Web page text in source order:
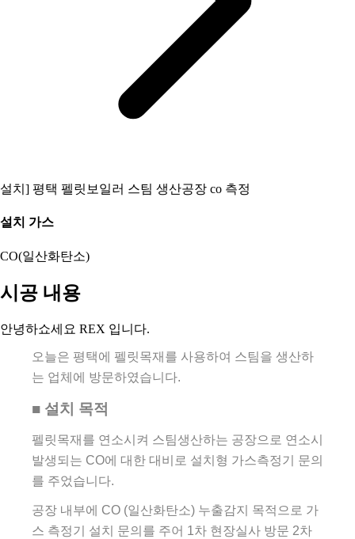
설치] 평택 펠릿보일러 스팀 생산공장 co 측정
설치 가스
CO(일산화탄소)
시공 내용
안녕하쇼세요 REX 입니다.
오늘은 평택에 펠릿목재를 사용하여 스팀을 생산하
는 업체에 방문하였습니다.
■ 설치 목적
펠릿목재를 연소시켜 스팀생산하는 공장으로 연소시
발생되는 CO에 대한 대비로 설치형 가스측정기 문의
를 주었습니다.
공장 내부에 CO (일산화탄소) 누출감지 목적으로 가
스 측정기 설치 문의를 주어 1차 현장실사 방문 2차